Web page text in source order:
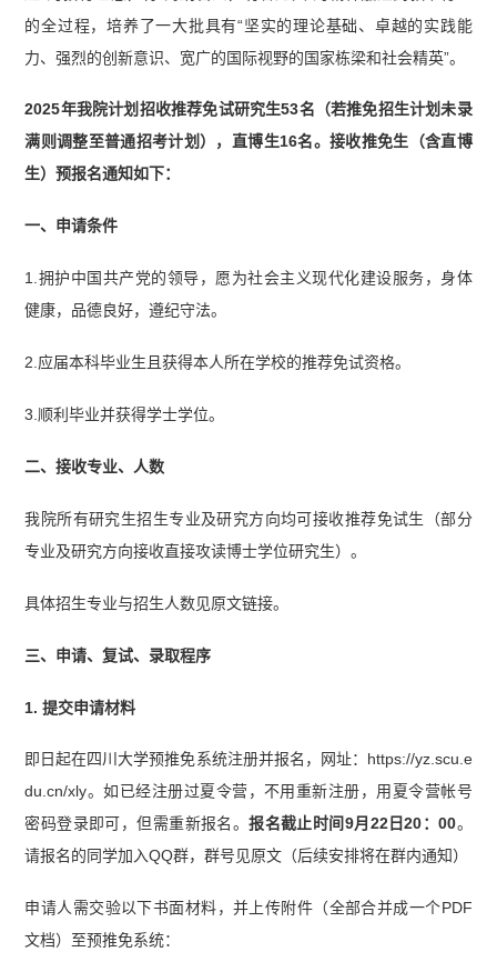
的全过程，培养了一大批具有“坚实的理论基础、卓越的实践能
力、强烈的创新意识、宽广的国际视野的国家栋梁和社会精英”。
2025年我院计划招收推荐免试研究生53名（若推免招生计划未录
满则调整至普通招考计划），直博生16名。接收推免生（含直博
生）预报名通知如下：
一、申请条件
1.拥护中国共产党的领导，愿为社会主义现代化建设服务，身体
健康，品德良好，遵纪守法。
2.应届本科毕业生且获得本人所在学校的推荐免试资格。
3.顺利毕业并获得学士学位。
二、接收专业、人数
我院所有研究生招生专业及研究方向均可接收推荐免试生（部分
专业及研究方向接收直接攻读博士学位研究生）。
具体招生专业与招生人数见原文链接。
三、申请、复试、录取程序
1. 提交申请材料
即日起在四川大学预推免系统注册并报名，网址：https://yz.scu.e
du.cn/xly。如已经注册过夏令营，不用重新注册，用夏令营帐号
密码登录即可，但需重新报名。报名截止时间9月22日20：00。
请报名的同学加入QQ群，群号见原文（后续安排将在群内通知）
申请人需交验以下书面材料，并上传附件（全部合并成一个PDF
文档）至预推免系统：